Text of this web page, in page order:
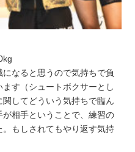
になると思うので気持ちで負
す（シュートボクサーとし
してどういう気持ちで臨ん
相手ということで、練習の
もしされてもやり返す気持